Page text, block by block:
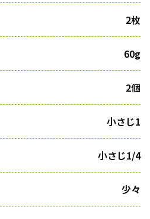
2枚
60g
2個
小さじ1
小さじ1/4
少々